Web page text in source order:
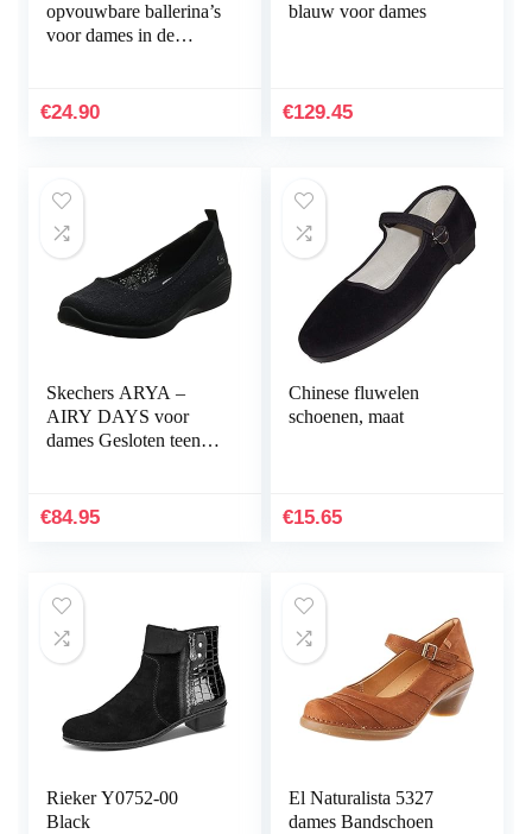
opvouwbare ballerina’s
voor dames in de
€24.90
blauw voor dames
€129.45
Skechers ARYA –
AIRY DAYS voor
dames Gesloten teen
€84.95
Chinese fluwelen
schoenen, maat
€15.65
Rieker Y0752-00
Black
El Naturalista 5327
dames Bandschoen